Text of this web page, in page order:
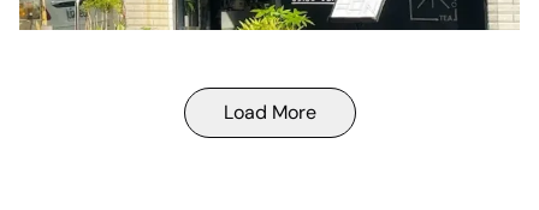
Load More